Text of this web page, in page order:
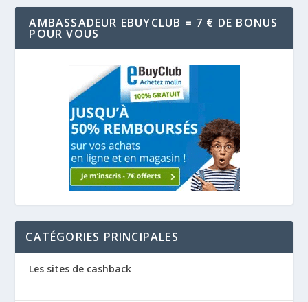
AMBASSADEUR EBUYCLUB = 7 € DE BONUS
POUR VOUS
CATÉGORIES PRINCIPALES
Les sites de cashback